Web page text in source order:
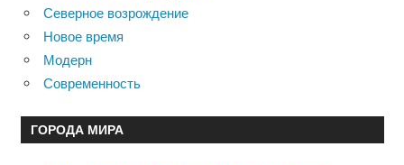
Северное возрождение
Новое время
Модерн
Современность
ГОРОДА МИРА